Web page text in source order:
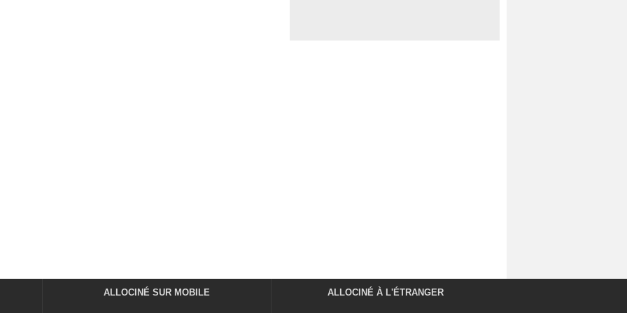
ALLOCINÉ SUR MOBILE ALLOCINÉ À L'ÉTRANGER